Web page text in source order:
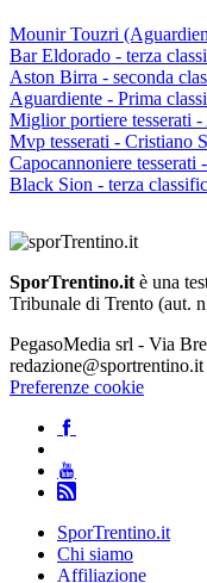
Mounir Touzri
Bar Eldorado - terza
Aston Birra - seconda
Aguardiente - Prima
Miglior portiere tesserati
Mvp tesserati - Cristiano
Capocannoniere tesserati
Black Sion - terza
SporTrentino.it è una
Tribunale di Trento (aut.
PegasoMedia srl - Via
Preferenze cookie
SporTrentino.it
Chi siamo
Affiliazione